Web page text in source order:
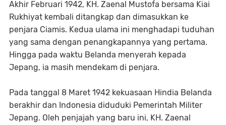
Akhir Februari 1942, KH. Zaenal Mustofa bersama Kiai
Rukhiyat kembali ditangkap dan dimasukkan ke
penjara Ciamis. Kedua ulama ini menghadapi tuduhan
yang sama dengan penangkapannya yang pertama.
Hingga pada waktu Belanda menyerah kepada
Jepang, ia masih mendekam di penjara.
Pada tanggal 8 Maret 1942 kekuasaan Hindia Belanda
berakhir dan Indonesia diduduki Pemerintah Militer
Jepang. Oleh penjajah yang baru ini, KH. Zaenal